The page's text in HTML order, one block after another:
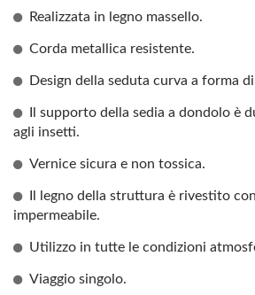
Realizzata in legno massello.
Corda metallica resistente.
Design della seduta curva a forma
Il supporto della sedia a dondolo è
agli insetti.
Vernice sicura e non tossica.
Il legno della struttura è rivestito
impermeabile.
Utilizzo in tutte le condizioni
Viaggio singolo.